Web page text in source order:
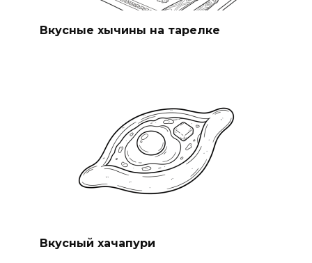
Вкусные хычины на тарелке
Вкусный хачапури